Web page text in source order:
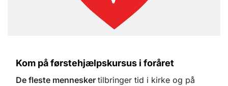
Kom på førstehjælpskursus i foråret
De fleste mennesker tilbringer tid i kirke og på